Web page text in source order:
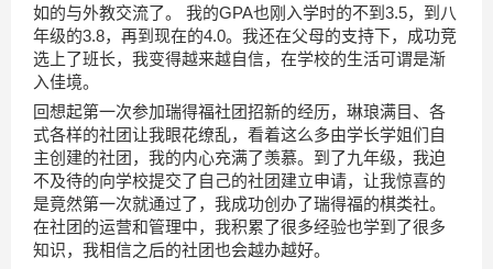
如的与外教交流了。 我的GPA也刚入学时的不到3.5，到八
年级的3.8，再到现在的4.0。我还在父母的支持下，成功竞
选上了班长，我变得越来越自信，在学校的生活可谓是渐
入佳境。
回想起第一次参加瑞得福社团招新的经历，琳琅满目、各
式各样的社团让我眼花缭乱，看着这么多由学长学姐们自
主创建的社团，我的内心充满了羡慕。到了九年级，我迫
不及待的向学校提交了自己的社团建立申请，让我惊喜的
是竟然第一次就通过了，我成功创办了瑞得福的棋类社。
在社团的运营和管理中，我积累了很多经验也学到了很多
知识，我相信之后的社团也会越办越好。